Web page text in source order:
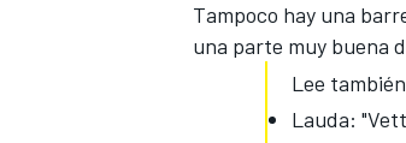
Tampoco hay una
una parte muy buena
Lee
Lauda: